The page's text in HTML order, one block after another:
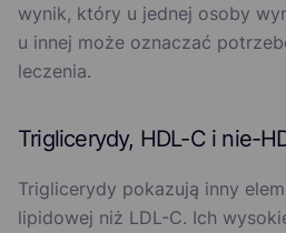
wynik, który u jednej osoby
u innej może oznaczać
leczenia.
Triglicerydy, HDL-C i nie-
Triglicerydy pokazują inny
lipidowej niż LDL-C. Ich